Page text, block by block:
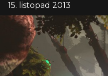
15. listopad 2013